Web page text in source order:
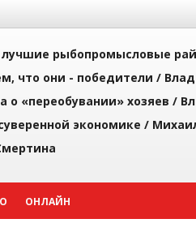
лучшие рыбопромысловые
что они - победители /
о «переобувании» хозяев /
экономике /
ОНЛАЙН